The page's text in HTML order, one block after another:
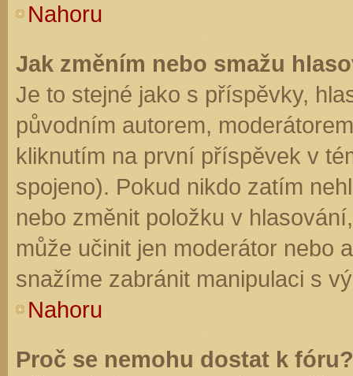
Nahoru
Jak změním nebo smažu
Je to stejné jako s příspěvky,
původním autorem,
kliknutím na první příspěvek v
spojeno). Pokud nikdo zatím
nebo změnit položku v
může učinit jen moderátor nebo
snažíme zabránit manipulaci s
Nahoru
Proč se nemohu dostat k fóru?